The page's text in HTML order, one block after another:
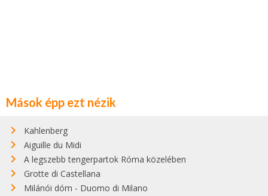
Mások épp ezt nézik
Kahlenberg
Aiguille du Midi
A legszebb tengerpartok Róma közelében
Grotte di Castellana
Milánói dóm - Duomo di Milano